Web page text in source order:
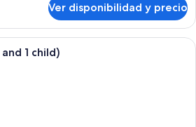
Ver disponibilidad y precio
Habitación de hotel con sofá,
1 child)